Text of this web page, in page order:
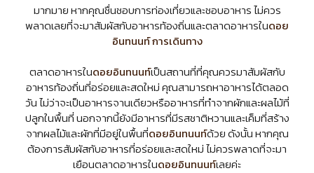
มากมาย หากคุณชื่นชอบการท่องเที่ยวและชอบอาหาร ไม่ควร
พลาดเลยที่จะมาสัมผัสกับอาหารท้องถิ่นและตลาดอาหารในดอย
อินทนนท์ การเดินทาง
ตลาดอาหารในดอยอินทนนท์เป็นสถานที่ที่คุณควรมาสัมผัสกับ
อาหารท้องถิ่นที่อร่อยและสดใหม่ คุณสามารถหาอาหารได้ตลอด
วัน ไม่ว่าจะเป็นอาหารจานเดียวหรืออาหารที่ทำจากผักและผลไม้ที่
ปลูกในพื้นที่ นอกจากนี้ยังมีอาหารที่มีรสชาติหวานและเค็มที่สร้าง
จากผลไม้และผักที่มีอยู่ในพื้นที่ดอยอินทนนท์ด้วย ดังนั้น หากคุณ
ต้องการสัมผัสกับอาหารที่อร่อยและสดใหม่ ไม่ควรพลาดที่จะมา
เยือนตลาดอาหารในดอยอินทนนท์เลยค่ะ